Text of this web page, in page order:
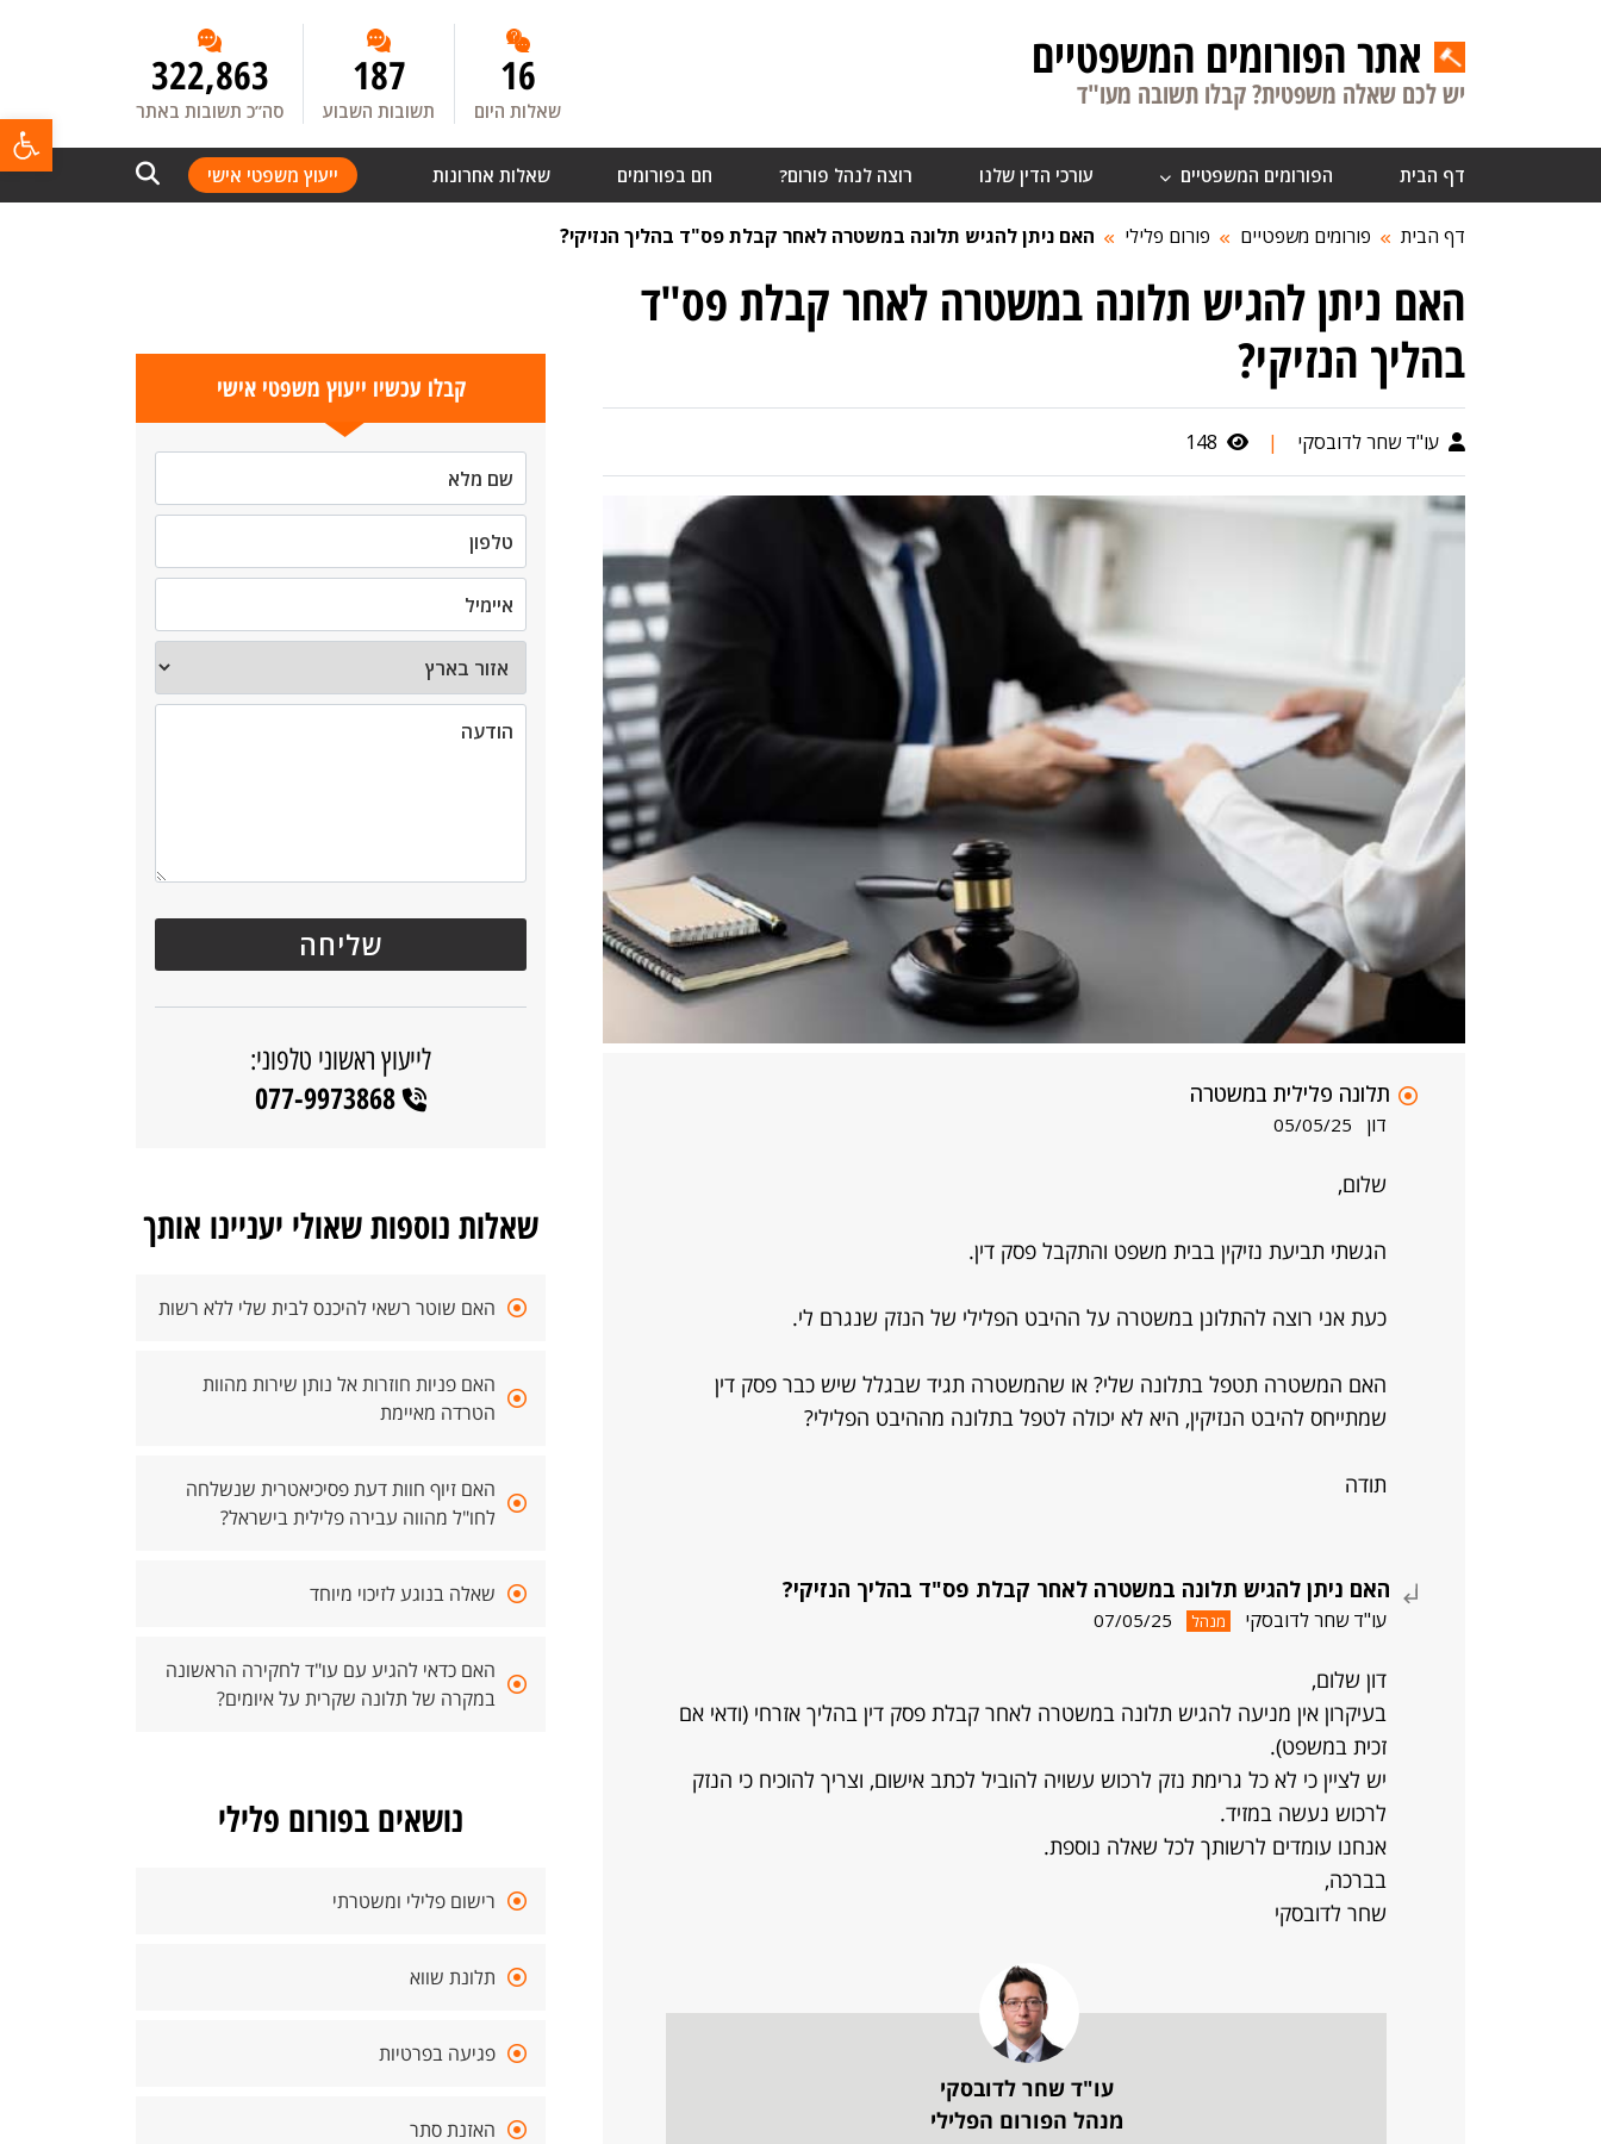
אתר הפורומים המשפטיים
יש לכם שאלה משפטית? קבלו תשובה מעו"ד 16
שאלות היום
187
תשובות השבוע
322,863
סה”כ תשובות באתר
דף הבית הפורומים המשפטיים עורכי הדין שלנו רוצה לנהל פורום? חם בפורומים שאלות אחרונות ייעוץ משפטי אישי
דף הבית פורומים משפטיים פורום פלילי האם ניתן להגיש תלונה במשטרה לאחר קבלת פס"ד בהליך הנזיקי?
האם ניתן להגיש תלונה במשטרה לאחר קבלת פס"ד
בהליך הנזיקי?
עו"ד שחר לדובסקי |
148
תלונה פלילית במשטרה
דון 05/05/25
שלום,
הגשתי תביעת נזיקין בבית משפט והתקבל פסק דין.
כעת אני רוצה להתלונן במשטרה על ההיבט הפלילי של הנזק שנגרם לי.
האם המשטרה תטפל בתלונה שלי? או שהמשטרה תגיד שבגלל שיש כבר פסק דין
שמתייחס להיבט הנזיקין, היא לא יכולה לטפל בתלונה מההיבט הפלילי?
תודה
האם ניתן להגיש תלונה במשטרה לאחר קבלת פס"ד בהליך הנזיקי?
עו"ד שחר לדובסקי מנהל 07/05/25
דון שלום,
בעיקרון אין מניעה להגיש תלונה במשטרה לאחר קבלת פסק דין בהליך אזרחי (ודאי אם
זכית במשפט).
יש לציין כי לא כל גרימת נזק לרכוש עשויה להוביל לכתב אישום, וצריך להוכיח כי הנזק
לרכוש נעשה במזיד.
אנחנו עומדים לרשותך לכל שאלה נוספת.
בברכה,
שחר לדובסקי
עו"ד שחר לדובסקי
מנהל הפורום הפלילי
קבלו עכשיו ייעוץ משפטי אישי
לייעוץ ראשוני טלפוני:
077-9973868
שאלות נוספות שאולי יעניינו אותך
האם שוטר רשאי להיכנס לבית שלי ללא רשות
האם פניות חוזרות אל נותן שירות מהוות
הטרדה מאיימת
האם זיוף חוות דעת פסיכיאטרית שנשלחה
לחו"ל מהווה עבירה פלילית בישראל?
שאלה בנוגע לזיכוי מיוחד
האם כדאי להגיע עם עו"ד לחקירה הראשונה
במקרה של תלונה שקרית על איומים?
נושאים בפורום פלילי
רישום פלילי ומשטרתי
תלונת שווא
פגיעה בפרטיות
האזנת סתר